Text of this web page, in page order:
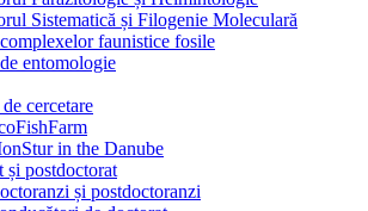
Sistematică și Filogenie Moleculară
faunistice fosile
entomologie
cercetare
in the Danube
și postdoctorat
și postdoctoranzi